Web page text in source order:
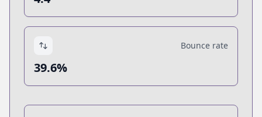
Bounce rate
39.6%